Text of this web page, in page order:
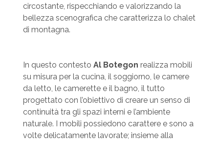
circostante, rispecchiando e valorizzando la
bellezza scenografica che caratterizza lo chalet
di montagna.
In questo contesto Al Botegon realizza mobili
su misura per la cucina, il soggiorno, le camere
da letto, le camerette e il bagno, il tutto
progettato con l’obiettivo di creare un senso di
continuità tra gli spazi interni e l’ambiente
naturale. I mobili possiedono carattere e sono a
volte delicatamente lavorate; insieme alla